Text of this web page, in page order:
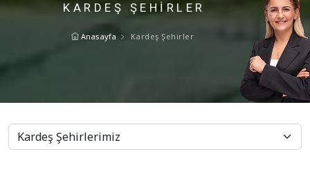
KARDEŞ ŞEHIRLER
Anasayfa Kardeş Şehirler